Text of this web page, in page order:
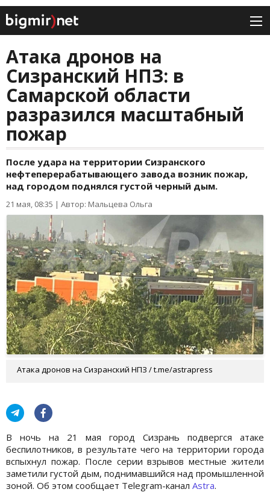
Атака дронов на
Сизранский НПЗ: в
Самарской области
разразился масштабный
пожар
После удара на территории Сизранского
нефтеперерабатывающего завода возник пожар,
над городом поднялся густой черный дым.
21 мая, 08:35 | Автор: Мальцева Ольга
Атака дронов на Сизранский НПЗ / t.me/astrapress
В ночь на 21 мая город Сизрань подвергся атаке
беспилотников, в результате чего на территории города
вспыхнул пожар. После серии взрывов местные жители
заметили густой дым, поднимавшийся над промышленной
зоной. Об этом сообщает Telegram-канал Astra.